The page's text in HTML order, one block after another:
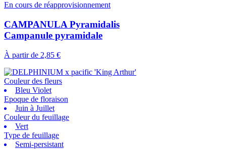
En cours de réapprovisionnement
CAMPANULA Pyramidalis
Campanule pyramidale
À partir de 2,85 €
Couleur des fleurs
Bleu Violet
Epoque de floraison
Juin à Juillet
Couleur du feuillage
Vert
Type de feuillage
Semi-persistant